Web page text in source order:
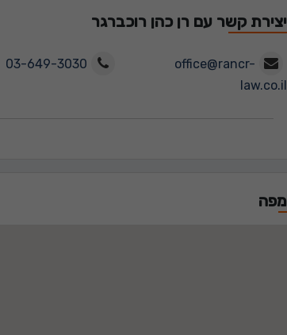
יצירת קשר עם רן כהן רוכברגר
office@rancr-
law.co.il
03-649-3030
מפה